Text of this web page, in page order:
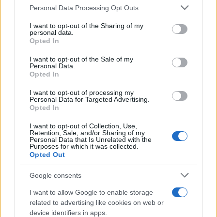
Please note that this website/app uses one or more Google
not limited to your visit or usage behaviour. You may click to
grant or deny consent to Google and its third-party tags to
use your data for below specified purposes in below Google
consent section.
Personal Data Processing Opt Outs
I want to opt-out of the Sharing of my
personal data.
Opted In
I want to opt-out of the Sale of my
Personal Data.
Opted In
I want to opt-out of processing my
Personal Data for Targeted Advertising.
Opted In
I want to opt-out of Collection, Use,
Retention, Sale, and/or Sharing of my
Personal Data that Is Unrelated with the
Purposes for which it was collected.
Opted Out
Google consents
I want to allow Google to enable storage
related to advertising like cookies on web or
device identifiers in apps.
Στις 28 Οκτωβρίου 2022, το συγκρότημα
Coldplay προσκάλεσε την ηθοποιό να
ερμηνεύσει στο πλευρό τους μια διασκευή του
χαρακτηριστεί ως «ο ύμνος» των διαμαρτυριών
σε συναυλία στο στάδιο River Plate στο
Μπουένος Άιρες. Η συναυλία μεταδόθηκε
ζωντανά σε πάνω από 3.500 κινηματογράφους
Τι απαντά η ηθοποιός και η
Μπριζίτ Μακρόν για τα
δημοσιεύματα
Όσο για τη φημολογούμενη σχέση της με τον